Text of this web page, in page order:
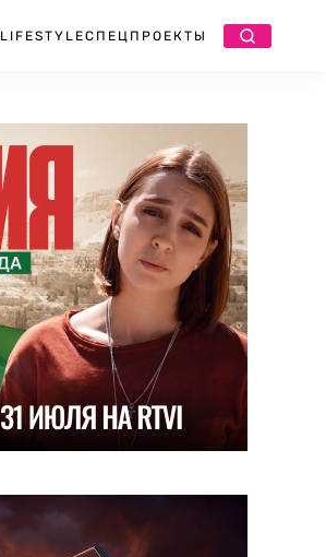
LIFESTYLEСПЕЦПРОЕКТЫ